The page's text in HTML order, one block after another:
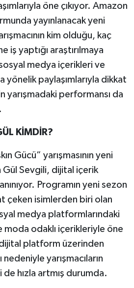
öne çıkıyor. Amazon
yayınlanacak yeni
kim olduğu, kaç
iş yaptığı araştırılmaya
medya içerikleri ve
yönelik paylaşımlarıyla dikkat
yarışmadaki performansı da
KİMDİR?
Gücü” yarışmasının yeni
Gül Sevgili, dijital içerik
Programın yeni sezon
çeken isimlerden biri olan
medya platformlarındaki
moda odaklı içerikleriyle öne
dijital platform üzerinden
nedeniyle yarışmacıların
hızla artmış durumda.